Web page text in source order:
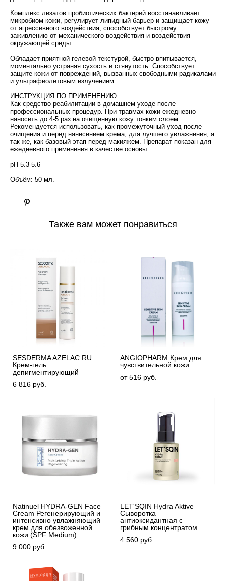
Комплекс лизатов пробиотических бактерий восстанавливает
микробиом кожи, регулирует липидный барьер и защищает кожу
от агрессивного воздействия, способствует быстрому
заживлению от механического воздействия и воздействия
окружающей среды.
Обладает приятной гелевой текстурой, быстро впитывается,
моментально устраняя сухость и стянутость. Способствует
защите кожи от повреждений, вызванных свободными радикалами
и ультрафиолетовым излучением.
ИНСТРУКЦИЯ ПО ПРИМЕНЕНИЮ:
Как средство реабилитации в домашнем уходе после
профессиональных процедур. При травмах кожи ежедневно
наносить до 4-5 раз на очищенную кожу тонким слоем.
Рекомендуется использовать, как промежуточный уход после
очищения и перед нанесением крема, для лучшего увлажнения, а
так же, как базовый этап перед макияжем. Препарат показан для
ежедневного применения в качестве основы.
pH 5.3-5.6
Объём: 50 мл.
Также вам может понравиться
SESDERMA AZELAC RU
Крем-гель
депигментирующий
6 816 pуб.
ANGIOPHARM Крем для
чувствительной кожи
от 516 pуб.
Natinuel HYDRA-GEN Face
Cream Регенерирующий и
интенсивно увлажняющий
крем для обезвоженной
кожи (SPF Medium)
9 000 pуб.
LET'SQIN Hydra Aktive
Сыворотка
антиоксидантная с
грибным концентратом
4 560 pуб.